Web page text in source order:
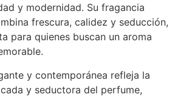
y modernidad. Su fragancia
frescura, calidez y seducción,
para quienes buscan un aroma
y contemporánea refleja la
y seductora del perfume,